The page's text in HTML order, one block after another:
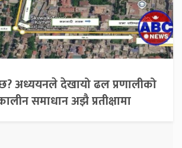
अध्ययनले देखायो ढल प्रणालीको
समाधान अझै प्रतीक्षामा